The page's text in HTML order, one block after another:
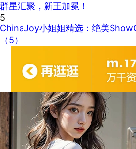
群星汇聚，新王加冕！
5
ChinaJoy小姐姐精选：绝美
（5）